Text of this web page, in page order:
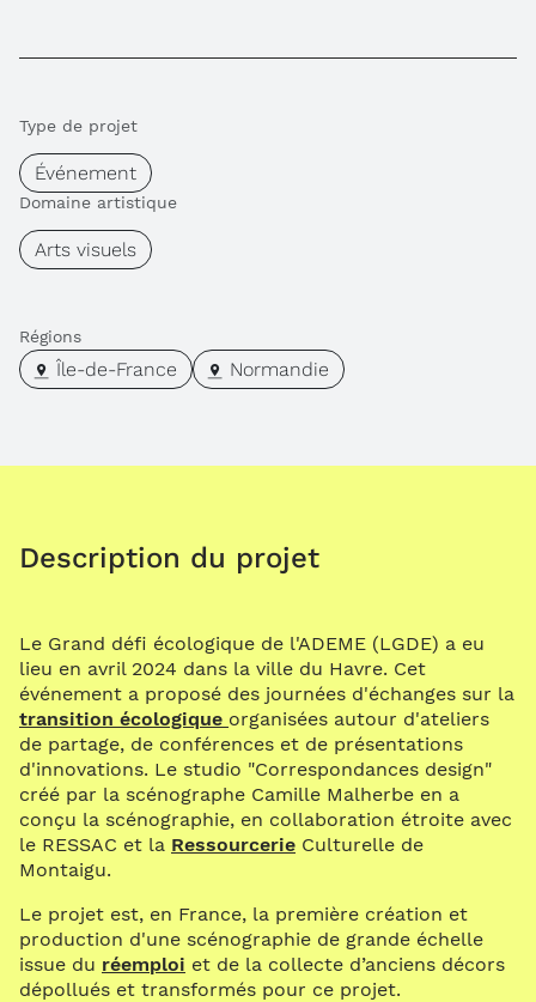
Type de projet
Événement
Domaine artistique
Arts visuels
Régions
Île-de-France Normandie
Description du projet
Le Grand défi écologique de l'ADEME (LGDE) a eu
lieu en avril 2024 dans la ville du Havre. Cet
événement a proposé des journées d'échanges sur la
transition écologique organisées autour d'ateliers
de partage, de conférences et de présentations
d'innovations. Le studio "Correspondances design"
créé par la scénographe Camille Malherbe en a
conçu la scénographie, en collaboration étroite avec
le RESSAC et la Ressourcerie Culturelle de
Montaigu.
Le projet est, en France, la première création et
production d'une scénographie de grande échelle
issue du réemploi et de la collecte d’anciens décors
dépollués et transformés pour ce projet.